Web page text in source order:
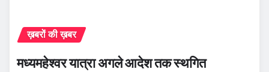
ख़बरों की ख़बर
मध्यमहेश्वर यात्रा अगले आदेश तक स्थगित